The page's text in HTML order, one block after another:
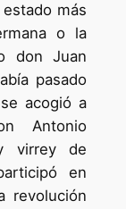
más
o la
don Juan
pasado
acogió a
Antonio
virrey de
en
revolución